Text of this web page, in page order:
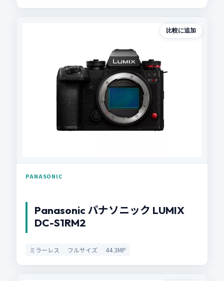
比較に追加
PANASONIC
Panasonic パナソニック LUMIX
DC-S1RM2
ミラーレス フルサイズ 44.3MP